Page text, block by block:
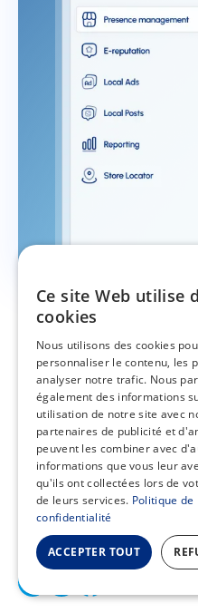
Amplify your visibility.
2026Mobilosoft |Tous
web par
Ce site Web utilise
cookies
Nous utilisons des cookies
personnaliser le contenu, les
analyser notre trafic. Nous
également des informations
utilisation de notre site avec
partenaires de publicité et
peuvent les combiner avec
informations que vous leur
qu'ils ont collectées lors de
de leurs services. Politique de
confidentialité
ACCEPTER TOUT